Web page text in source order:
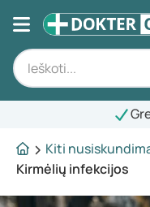
Kiti
Kirmėlių infekcijos